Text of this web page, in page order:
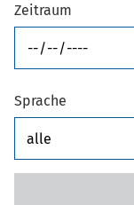
Zeitraum
Sprache